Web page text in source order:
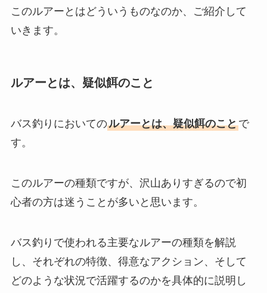
このルアーとはどういうものなのか、ご紹介して
いきます。
ルアーとは、疑似餌のこと
バス釣りにおいてのルアーとは、疑似餌のことで
す。
このルアーの種類ですが、沢山ありすぎるので初
心者の方は迷うことが多いと思います。
バス釣りで使われる主要なルアーの種類を解説
し、それぞれの特徴、得意なアクション、そして
どのような状況で活躍するのかを具体的に説明し